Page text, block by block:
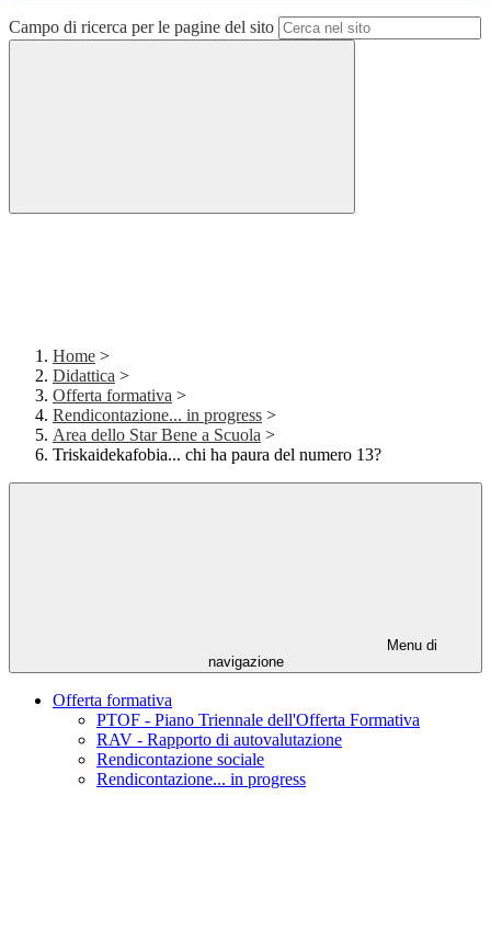
Campo di ricerca per le pagine del sito
Home >
Didattica >
Offerta formativa >
Rendicontazione... in progress >
Area dello Star Bene a Scuola >
Triskaidekafobia... chi ha paura del numero 13?
Menu di
navigazione
Offerta formativa
PTOF - Piano Triennale dell'Offerta Formativa
RAV - Rapporto di autovalutazione
Rendicontazione sociale
Rendicontazione... in progress